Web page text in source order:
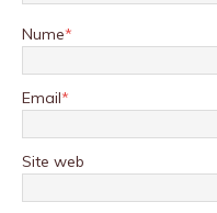
Nume*
Email*
Site web